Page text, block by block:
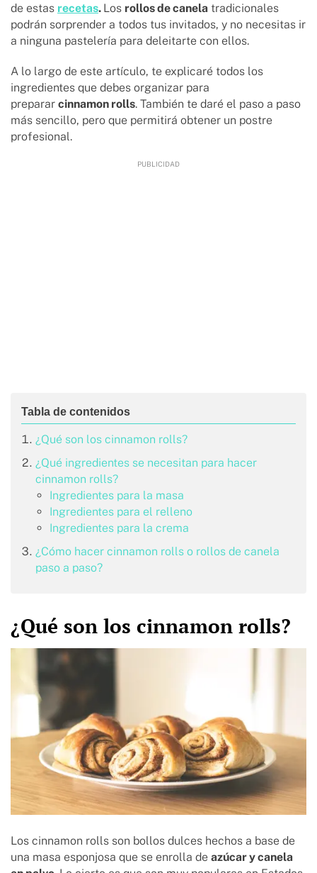
de estas recetas. Los rollos de canela tradicionales
podrán sorprender a todos tus invitados, y no necesitas ir
a ninguna pastelería para deleitarte con ellos.
A lo largo de este artículo, te explicaré todos los
ingredientes que debes organizar para
preparar cinnamon rolls. También te daré el paso a paso
más sencillo, pero que permitirá obtener un postre
profesional.
¿Qué son los cinnamon rolls?
¿Qué ingredientes se necesitan para hacer
cinnamon rolls?
Ingredientes para la masa
Ingredientes para el relleno
Ingredientes para la crema
¿Cómo hacer cinnamon rolls o rollos de canela
paso a paso?
¿Qué son los cinnamon rolls?
Los cinnamon rolls son bollos dulces hechos a base de
una masa esponjosa que se enrolla de azúcar y canela